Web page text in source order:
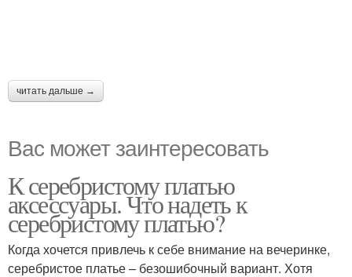
читать дальше →
Вас может заинтересовать
К серебристому платью
аксессуары. Что надеть к
серебристому платью?
Когда хочется привлечь к себе внимание на вечеринке,
серебристое платье – безошибочный вариант. Хотя